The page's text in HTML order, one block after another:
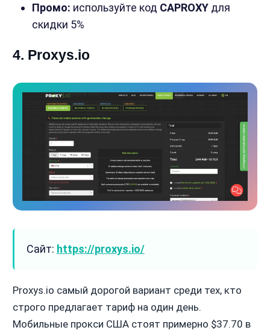
Промо: используйте код CAPROXYдля
скидки 5%
4. Proxys.io
Сайт: https://proxys.io/
Proxys.io самый дорогой вариант среди тех, кто
строго предлагает тариф на один день.
Мобильные прокси США стоят примерно $37.70 в